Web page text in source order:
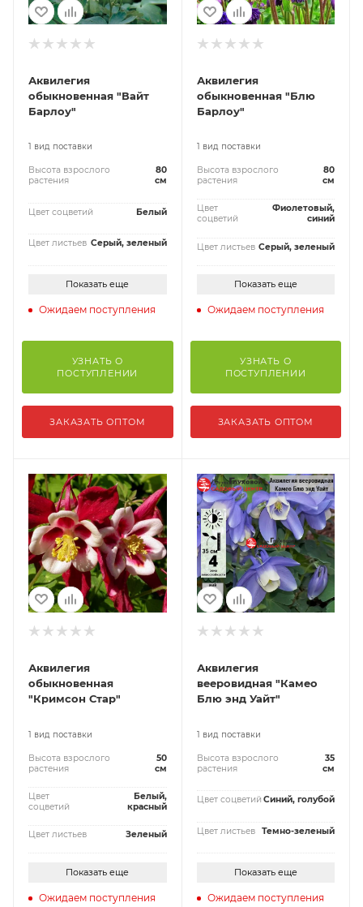
Аквилегия
обыкновенная "Вайт
Барлоу"
1 вид поставки
Высота взрослого
растения
80
см
Цвет соцветий Белый
Цвет листьев Серый, зеленый
Показать еще
Ожидаем поступления
УЗНАТЬ О
ПОСТУПЛЕНИИ
ЗАКАЗАТЬ ОПТОМ
Аквилегия
обыкновенная "Блю
Барлоу"
1 вид поставки
Высота взрослого
растения
80
см
Цвет
соцветий
Фиолетовый,
синий
Цвет листьев Серый, зеленый
Показать еще
Ожидаем поступления
УЗНАТЬ О
ПОСТУПЛЕНИИ
ЗАКАЗАТЬ ОПТОМ
Аквилегия
обыкновенная
"Кримсон Стар"
1 вид поставки
Высота взрослого
растения
50
см
Цвет
соцветий
Белый,
красный
Цвет листьев Зеленый
Показать еще
Ожидаем поступления
Аквилегия
вееровидная "Камео
Блю энд Уайт"
1 вид поставки
Высота взрослого
растения
35
см
Цвет соцветий Синий, голубой
Цвет листьев Темно-зеленый
Показать еще
Ожидаем поступления